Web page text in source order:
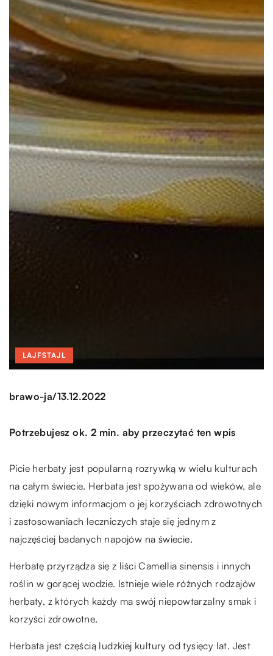
LAJFSTAJL
brawo-ja/13.12.2022
Potrzebujesz ok. 2 min. aby przeczytać ten wpis
Picie herbaty jest popularną rozrywką w wielu kulturach
na całym świecie. Herbata jest spożywana od wieków, ale
dzięki nowym informacjom o jej korzyściach zdrowotnych
i zastosowaniach leczniczych staje się jednym z
najczęściej badanych napojów na świecie.
Herbatę przyrządza się z liści Camellia sinensis i innych
roślin w gorącej wodzie. Istnieje wiele różnych rodzajów
herbaty, z których każdy ma swój niepowtarzalny smak i
korzyści zdrowotne.
Herbata jest częścią ludzkiej kultury od tysięcy lat. Jest